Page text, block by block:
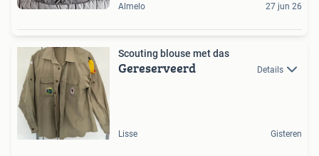
Almelo 27 jun 26
Scouting blouse met das
Gereserveerd Details
Lisse Gisteren